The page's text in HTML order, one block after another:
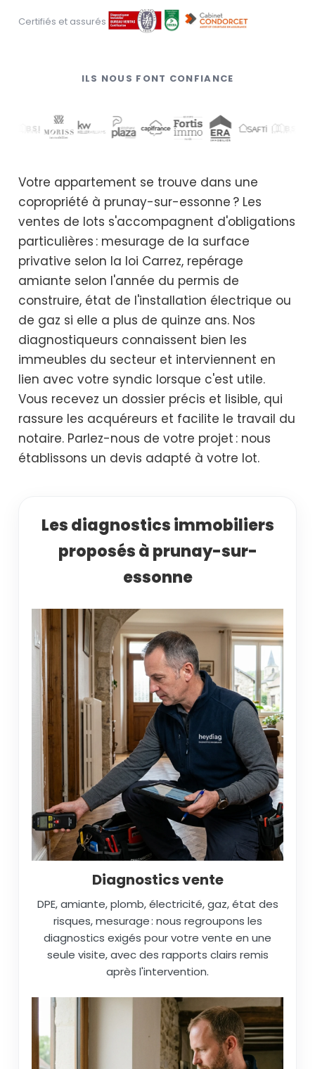
Certifiés et assurés
ILS NOUS FONT CONFIANCE
Votre appartement se trouve dans une
copropriété à prunay-sur-essonne ? Les
ventes de lots s'accompagnent d'obligations
particulières : mesurage de la surface
privative selon la loi Carrez, repérage
amiante selon l'année du permis de
construire, état de l'installation électrique ou
de gaz si elle a plus de quinze ans. Nos
diagnostiqueurs connaissent bien les
immeubles du secteur et interviennent en
lien avec votre syndic lorsque c'est utile.
Vous recevez un dossier précis et lisible, qui
rassure les acquéreurs et facilite le travail du
notaire. Parlez-nous de votre projet : nous
établissons un devis adapté à votre lot.
Les diagnostics immobiliers
proposés à prunay-sur-
essonne
Diagnostics vente
DPE, amiante, plomb, électricité, gaz, état des
risques, mesurage : nous regroupons les
diagnostics exigés pour votre vente en une
seule visite, avec des rapports clairs remis
après l'intervention.